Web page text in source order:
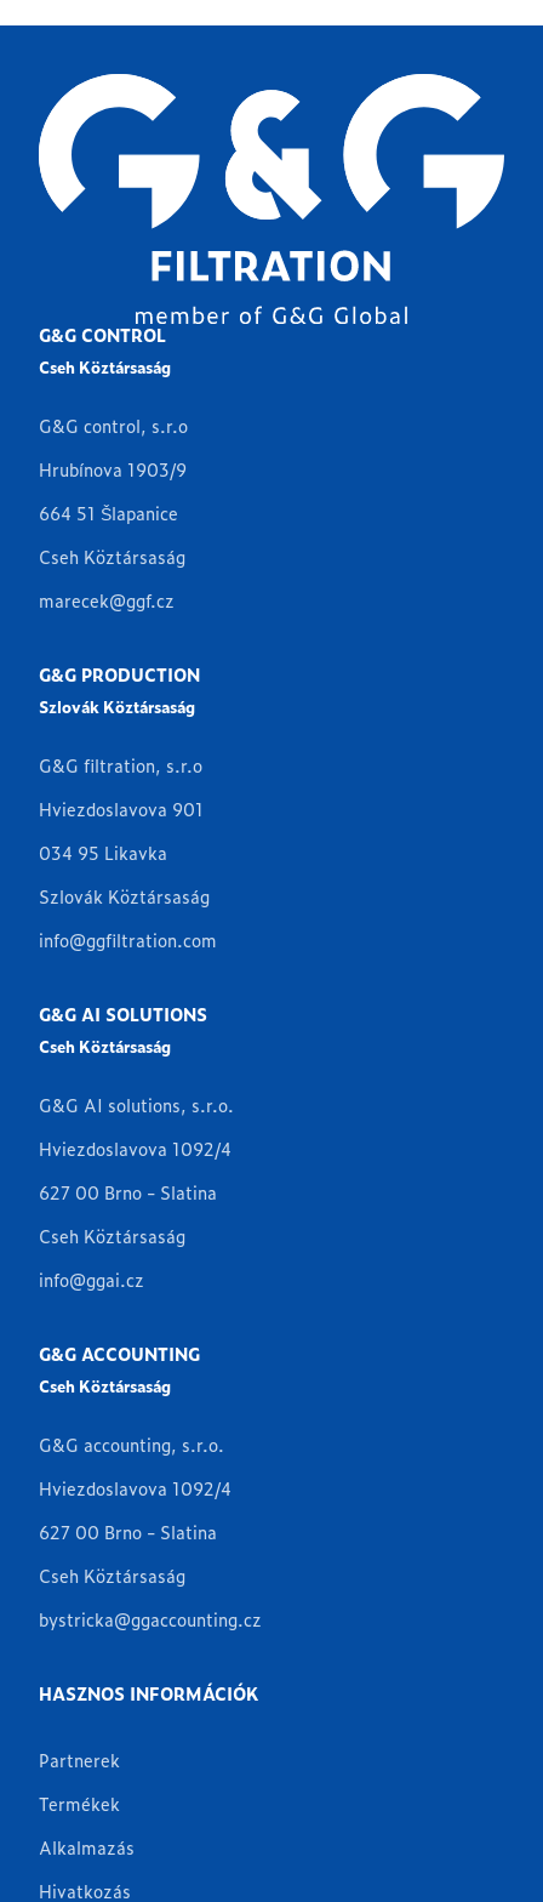
G&G CONTROL
Cseh Köztársaság
G&G control, s.r.o
Hrubínova 1903/9
664 51 Šlapanice
Cseh Köztársaság
marecek@ggf.cz
G&G PRODUCTION
Szlovák Köztársaság
G&G filtration, s.r.o
Hviezdoslavova 901
034 95 Likavka
Szlovák Köztársaság
info@ggfiltration.com
G&G AI SOLUTIONS
Cseh Köztársaság
G&G AI solutions, s.r.o.
Hviezdoslavova 1092/4
627 00 Brno - Slatina
Cseh Köztársaság
info@ggai.cz
G&G ACCOUNTING
Cseh Köztársaság
G&G accounting, s.r.o.
Hviezdoslavova 1092/4
627 00 Brno - Slatina
Cseh Köztársaság
bystricka@ggaccounting.cz
HASZNOS INFORMÁCIÓK
Partnerek
Termékek
Alkalmazás
Hivatkozás